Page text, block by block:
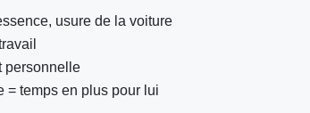
usure de la voiture
personnelle
= temps en plus pour lui